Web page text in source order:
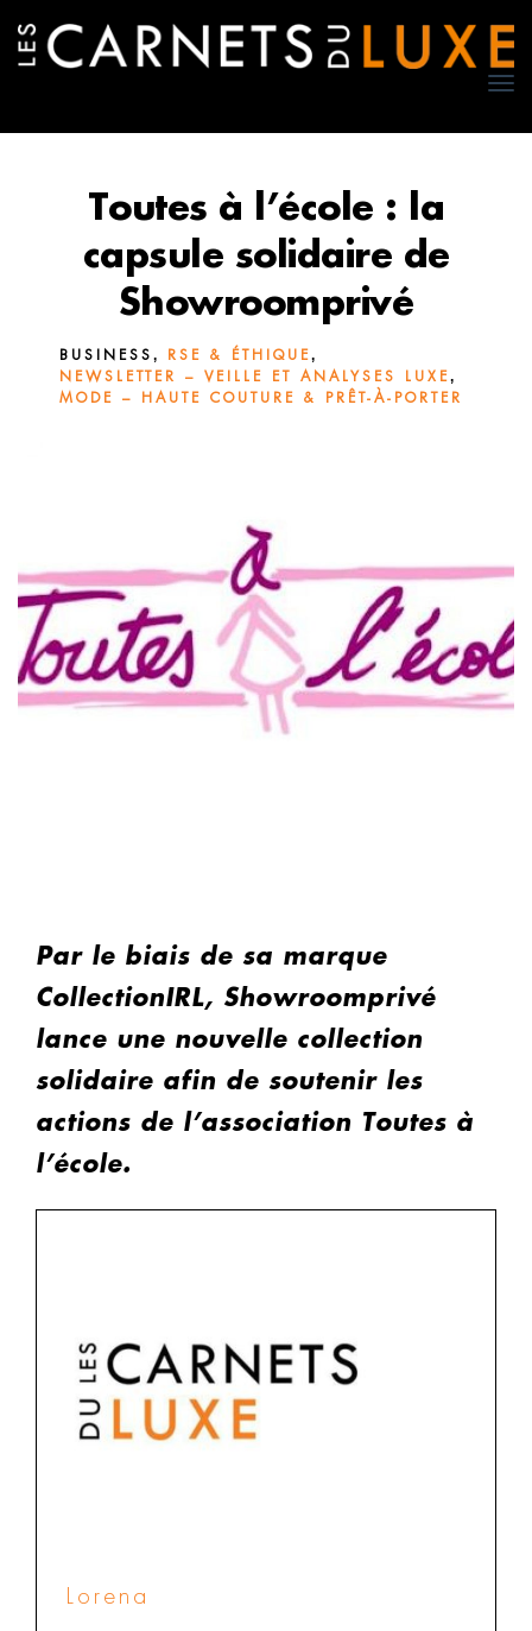
Toutes à l’école : la
capsule solidaire de
Showroomprivé
BUSINESS , RSE & ÉTHIQUE,
NEWSLETTER – VEILLE ET ANALYSES LUXE,
MODE – HAUTE COUTURE & PRÊT-À-PORTER
Par le biais de sa marque
CollectionIRL, Showroomprivé
lance une nouvelle collection
solidaire afin de soutenir les
actions de l’association Toutes à
l’école.
Lorena